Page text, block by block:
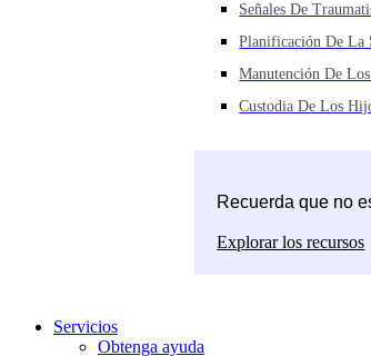
Señales De
Planificación De La
Manutención De
Custodia De Los
Recuerda que no
Explorar los recursos
Servicios
Obtenga ayuda